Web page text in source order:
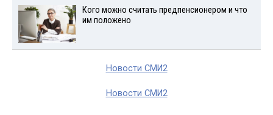
Кого можно считать предпенсионером и что
им положено
Новости СМИ2
Новости СМИ2